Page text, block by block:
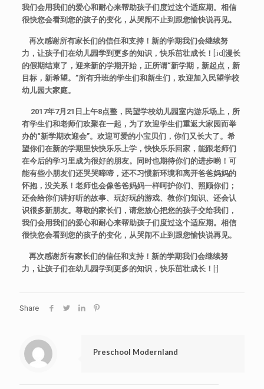
我们会用我们的爱心和耐心来帮助孩子们度过这个适应期。相信
很快您会看到您的孩子的变化，从哭闹不止到跟您愉快说再见。
再次感谢所有家长们的信任和支持！新的学期我们会继续努
力，让孩子们在幼儿园学到更多的知识，快乐茁壮成长！ [:id] 漫长
的假期结束了，迎来新的学期开始，正所谓“新学期，新起点，新
目标，新希望。”所有升班的学生们和新生们，欢迎加入民望学校
幼儿园大家庭。
2017年7月21日上午8点整，民望学校幼儿园室内游乐场上，所
有学生们和老师们欢聚在一起，为了欢迎学生们重返大家园而举
办的“新学期欢迎会”。欢迎可爱的小宝贝们，你们又长大了。希
望你们在新的学期里快快乐乐上学，快快乐乐回家，能跟老师们
在今后的学习里成为很好的朋友。同时也期待你们的进步哟！可
能有些小朋友们还哭哭啼啼，还不习惯新环境和离开爸爸妈妈的
怀抱，没关系！老师也会像爸爸妈妈一样呵护你们、照顾你们；
还会给你们讲好听的故事、玩好玩的游戏、教你们知识、还会认
识很多新朋友。尊敬的家长们，请您放心把您的孩子交给我们，
我们会用我们的爱心和耐心来帮助孩子们度过这个适应期。相信
很快您会看到您的孩子的变化，从哭闹不止到跟您愉快说再见。
再次感谢所有家长们的信任和支持！新的学期我们会继续努
力，让孩子们在幼儿园学到更多的知识，快乐茁壮成长！ [:]
Share
Preschool Modernland